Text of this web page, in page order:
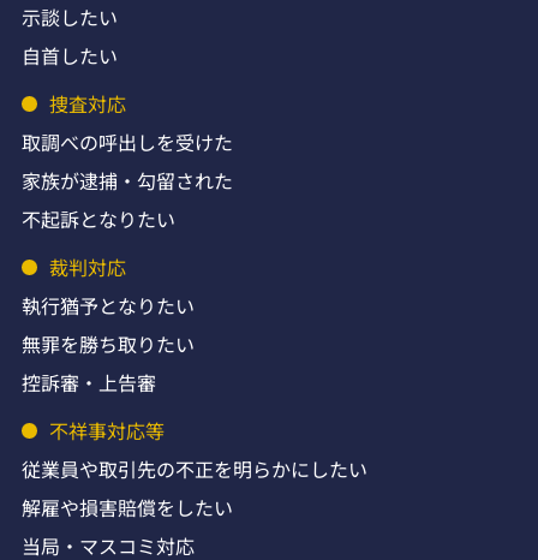
示談したい
自首したい
捜査対応
取調べの呼出しを受けた
家族が逮捕・勾留された
不起訴となりたい
裁判対応
執行猶予となりたい
無罪を勝ち取りたい
控訴審・上告審
不祥事対応等
従業員や取引先の不正を明らかにしたい
解雇や損害賠償をしたい
当局・マスコミ対応